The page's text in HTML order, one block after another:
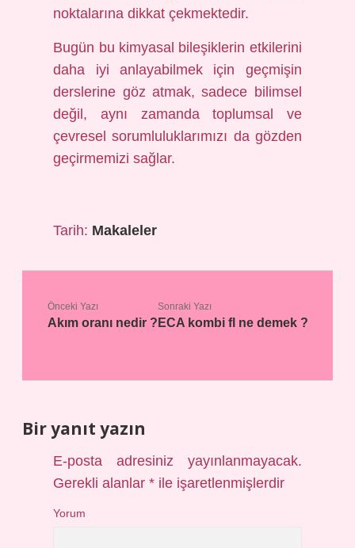
noktalarına dikkat çekmektedir.
Bugün bu kimyasal bileşiklerin etkilerini
daha iyi anlayabilmek için geçmişin
derslerine göz atmak, sadece bilimsel
değil, aynı zamanda toplumsal ve
çevresel sorumluluklarımızı da gözden
geçirmemizi sağlar.
Tarih: Makaleler
Önceki Yazı
Akım oranı nedir ?
Sonraki Yazı
ECA kombi fl ne demek ?
Bir yanıt yazın
E-posta adresiniz yayınlanmayacak.
Gerekli alanlar* ile işaretlenmişlerdir
Yorum